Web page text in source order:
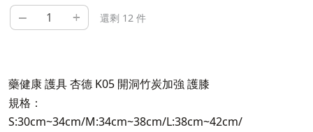
– + 還剩 12 件
藥健康 護具 杏德 K05 開洞竹炭加強 護膝
規格：
S:30cm~34cm/M:34cm~38cm/L:38cm~42cm/